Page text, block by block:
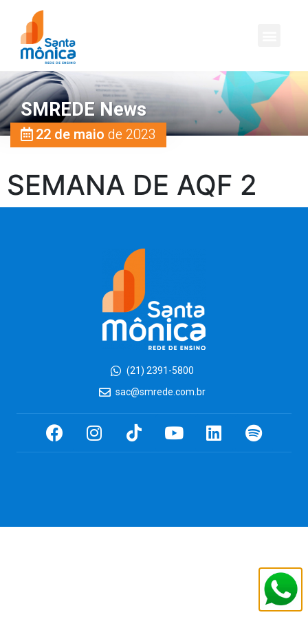
SMREDE News
22 de maio de 2023
SEMANA DE AQF 2
(21) 2391-5800
sac@smrede.com.br